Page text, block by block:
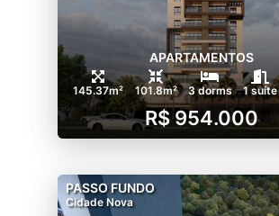
APARTAMENTOS
145.37m² 101.8m² 3 dorms 1 suíte
R$ 954.000
PASSO FUNDO
Cidade Nova